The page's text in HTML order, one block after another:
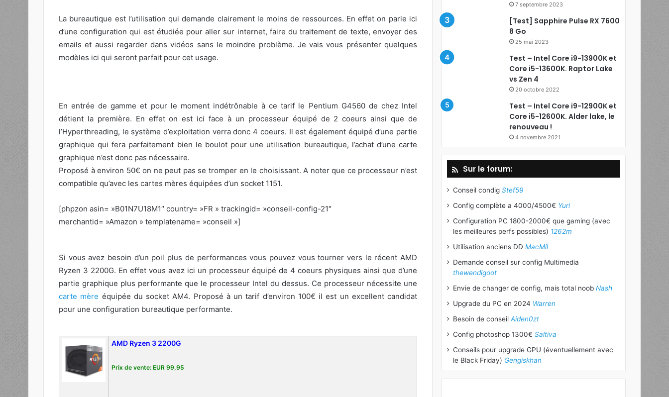
La bureautique est l’utilisation qui demande clairement le moins de ressources. En effet on parle ici
d’une configuration qui est étudiée pour aller sur internet, faire du traitement de texte, envoyer des
emails et aussi regarder dans vidéos sans le moindre problème. Je vais vous présenter quelques
modèles ici qui seront parfait pour cet usage.
En entrée de gamme et pour le moment indétrônable à ce tarif le Pentium G4560 de chez Intel
détient la première. En effet on est ici face à un processeur équipé de 2 coeurs ainsi que de
l’Hyperthreading, le système d’exploitation verra donc 4 coeurs. Il est également équipé d’une partie
graphique qui fera parfaitement bien le boulot pour une utilisation bureautique, l’achat d’une carte
graphique n’est donc pas nécessaire.
Proposé à environ 50€ on ne peut pas se tromper en le choisissant. A noter que ce processeur n’est
compatible qu’avec les cartes mères équipées d’un socket 1151.
[phpzon asin= »B01N7U18M1″ country= »FR » trackingid= »conseil-config-21″
merchantid= »Amazon » templatename= »conseil »]
Si vous avez besoin d’un poil plus de performances vous pouvez vous tourner vers le récent AMD
Ryzen 3 2200G. En effet vous avez ici un processeur équipé de 4 coeurs physiques ainsi que d’une
partie graphique plus performante que le processeur Intel du dessus. Ce processeur nécessite une
carte mère équipée du socket AM4. Proposé à un tarif d’environ 100€ il est un excellent candidat
pour une configuration bureautique performante.
AMD Ryzen 3 2200G
Prix de vente: EUR 99,95
7 septembre 2023
[Test] Sapphire Pulse RX 7600
8 Go
25 mai 2023
Test – Intel Core i9-13900K et
Core i5-13600K. Raptor Lake
vs Zen 4
20 octobre 2022
Test – Intel Core i9-12900K et
Core i5-12600K. Alder lake, le
renouveau !
4 novembre 2021
Sur le forum:
Conseil condig Stef59
Config complète a 4000/4500€ Yuri
Configuration PC 1800-2000€ que gaming (avec
les meilleures perfs possibles) 1262m
Utilisation anciens DD MacMil
Demande conseil sur config Multimedia
thewendigoot
Envie de changer de config, mais total noob Nash
Upgrade du PC en 2024 Warren
Besoin de conseil Aiden0zt
Config photoshop 1300€ Saltiva
Conseils pour upgrade GPU (éventuellement avec
le Black Friday) Gengiskhan